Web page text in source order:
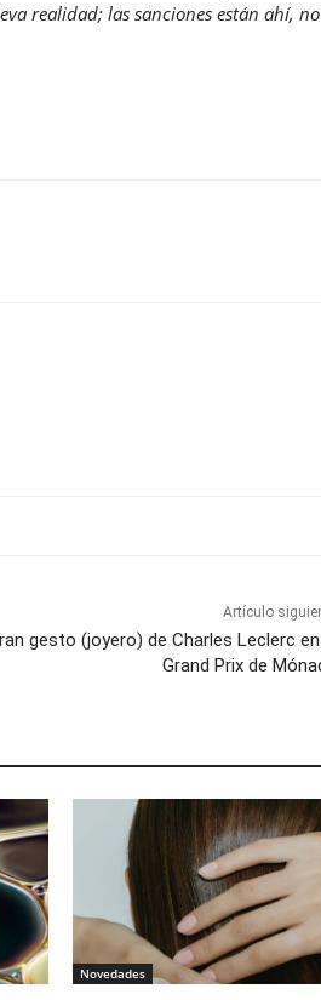
realidad; las sanciones están ahí, no
Artículo
gesto (joyero) de Charles Leclerc
Grand Prix de
Novedades